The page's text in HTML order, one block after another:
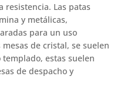
resistencia. Las patas
y metálicas,
para un uso
de cristal, se suelen
estas suelen
de despacho y